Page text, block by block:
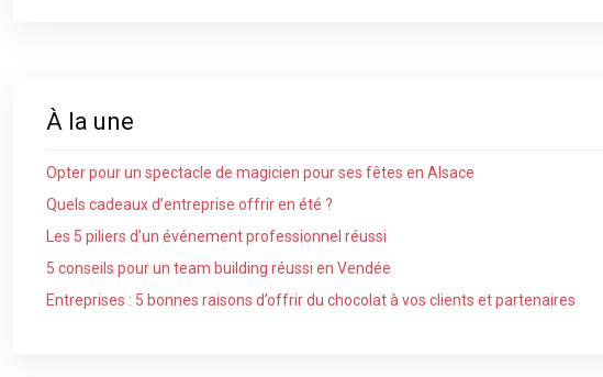
À la une
Opter pour un spectacle de magicien pour ses fêtes en Alsace
Quels cadeaux d’entreprise offrir en été ?
Les 5 piliers d’un événement professionnel réussi
5 conseils pour un team building réussi en Vendée
Entreprises : 5 bonnes raisons d’offrir du chocolat à vos clients et partenaires